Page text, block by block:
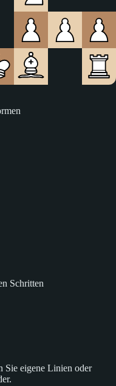
Schritten
Sie eigene Linien oder